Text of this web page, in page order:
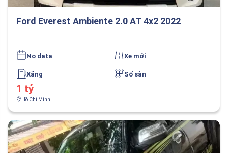
Ford Everest Ambiente 2.0 AT 4x2 2022
No data Xe mới
Xăng Số sàn
1 tỷ
Hồ Chí Minh